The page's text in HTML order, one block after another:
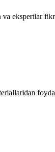
ekspertlar